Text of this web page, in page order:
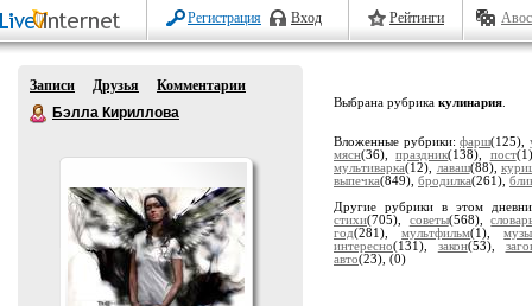
Регистрация Вход Рейтинги
Записи Друзья
Комментарии
Бэлла Кириллова
Выбрана рубрика кулинария
Вложенные рубрики:фарш(125),
мясн(36),праздник(138), пост
мультиварка(12), лаваш(88),
выпечка(849), бродилка(261),
Другие рубрики в этом
стихи(705), советы(568),
год(281),мультфильм(1),
интересно(131), закон(53),
авто(23), (0)